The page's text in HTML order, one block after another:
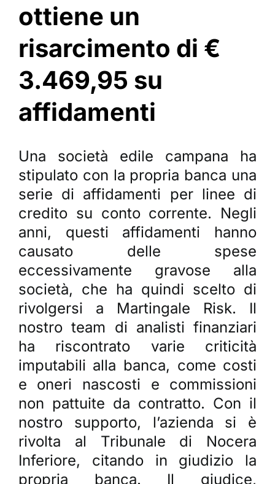
ottiene un
risarcimento di €
3.469,95 su
affidamenti
Una società edile campana ha
stipulato con la propria banca una
serie di affidamenti per linee di
credito su conto corrente. Negli
anni, questi affidamenti hanno
causato delle spese
eccessivamente gravose alla
società, che ha quindi scelto di
rivolgersi a Martingale Risk. Il
nostro team di analisti finanziari
ha riscontrato varie criticità
imputabili alla banca, come costi
e oneri nascosti e commissioni
non pattuite da contratto. Con il
nostro supporto, l’azienda si è
rivolta al Tribunale di Nocera
Inferiore, citando in giudizio la
propria banca. Il giudice,